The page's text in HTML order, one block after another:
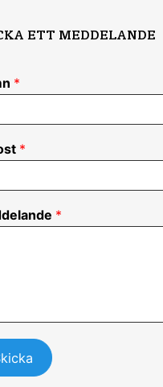
ETT MEDDELANDE
*
*
*